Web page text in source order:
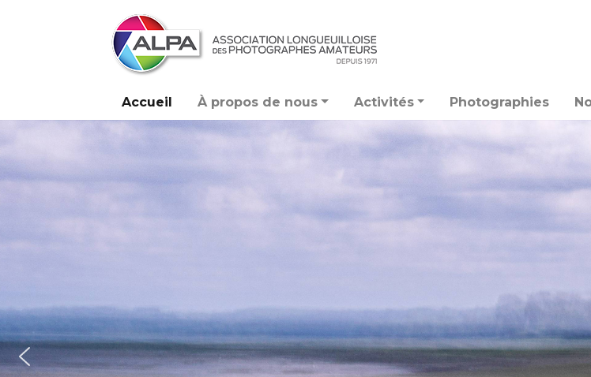
Accueil À propos de nous Activités Photographies